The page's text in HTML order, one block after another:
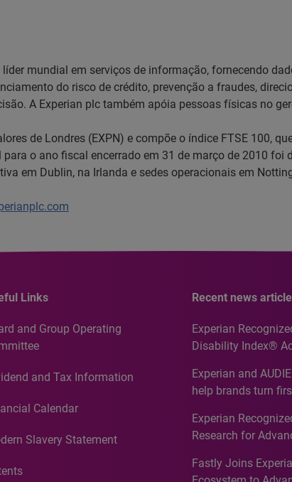
mundial em serviços de informação, fornecendo
do risco de crédito, prevenção a fraudes,
A Experian plc também apóia pessoas físicas no
de Londres (EXPN) e compõe o índice FTSE 100,
o ano fiscal encerrado em 31 de março de 2010 foi
em Dublin, na Irlanda e sedes operacionais em
Links
and Group Operating
and Tax Information
Calendar
Slavery Statement
Recent news
Experian
Disability Index®
Recognition for
Experian and
help brands turn
media activation
Experian
Research for
Analytics50 2026
Fastly Joins